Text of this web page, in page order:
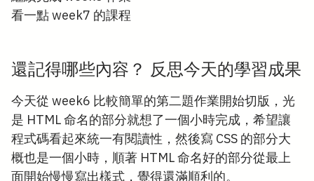
看一點 week7 的課程
還記得哪些內容？ 反思今天的學習成果
今天從 week6 比較簡單的第二題作業開始切版，光
是 HTML 命名的部分就想了一個小時完成，希望讓
程式碼看起來統一有閱讀性，然後寫 CSS 的部分大
概也是一個小時，順著 HTML 命名好的部分從最上
面開始慢慢寫出樣式，覺得還滿順利的。